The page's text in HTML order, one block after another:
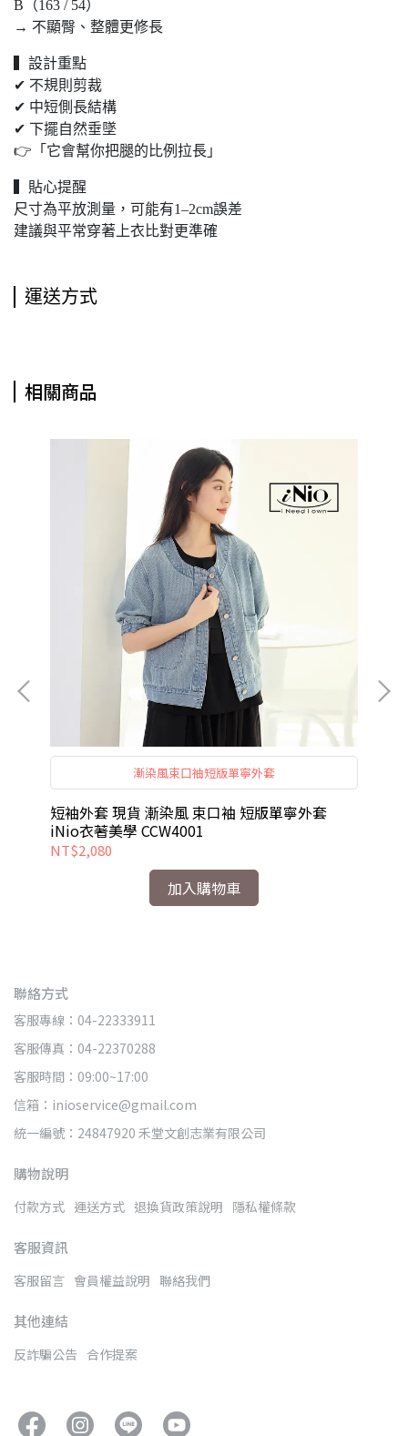
B（163 / 54）
→ 不顯臀、整體更修長
▍設計重點
✔ 不規則剪裁
✔ 中短側長結構
✔ 下擺自然垂墜
👉「它會幫你把腿的比例拉長」
▍貼心提醒
尺寸為平放測量，可能有1–2cm誤差
建議與平常穿著上衣比對更準確
運送方式
相關商品
漸染風束口袖短版單寧外套
短袖外套 現貨 漸染風 束口袖 短版單寧外套
iNio衣著美學 CCW4001
NT$2,080
加入購物車
聯絡方式
客服專線：04-22333911
客服傳真：04-22370288
客服時間：09:00~17:00
信箱：inioservice@gmail.com
統一編號：24847920 禾堂文創志業有限公司
購物說明
付款方式 運送方式 退換貨政策說明 隱私權條款
客服資訊
客服留言 會員權益說明 聯絡我們
其他連結
反詐騙公告 合作提案